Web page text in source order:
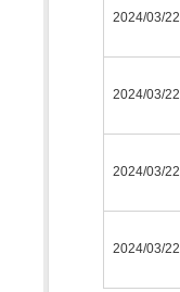
2024/03/22
2024/03/22
2024/03/22
2024/03/22